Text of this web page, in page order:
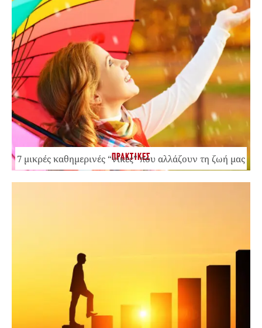
ΠΡΑΚΤΙΚΕΣ
7 μικρές καθημερινές “νίκες” που αλλάζουν τη ζωή μας